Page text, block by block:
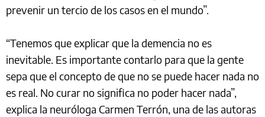
prevenir un tercio de los casos en el mundo”.
“Tenemos que explicar que la demencia no es
inevitable. Es importante contarlo para que la gente
sepa que el concepto de que no se puede hacer nada no
es real. No curar no significa no poder hacer nada”,
explica la neuróloga Carmen Terrón, una de las autoras